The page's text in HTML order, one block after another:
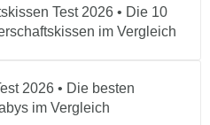
Test 2026 • Die 10
im Vergleich
2026 • Die besten
im Vergleich